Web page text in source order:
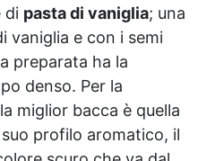
di pasta di vaniglia; una
vaniglia e con i semi
preparata ha la
denso. Per la
miglior bacca è quella
profilo aromatico, il